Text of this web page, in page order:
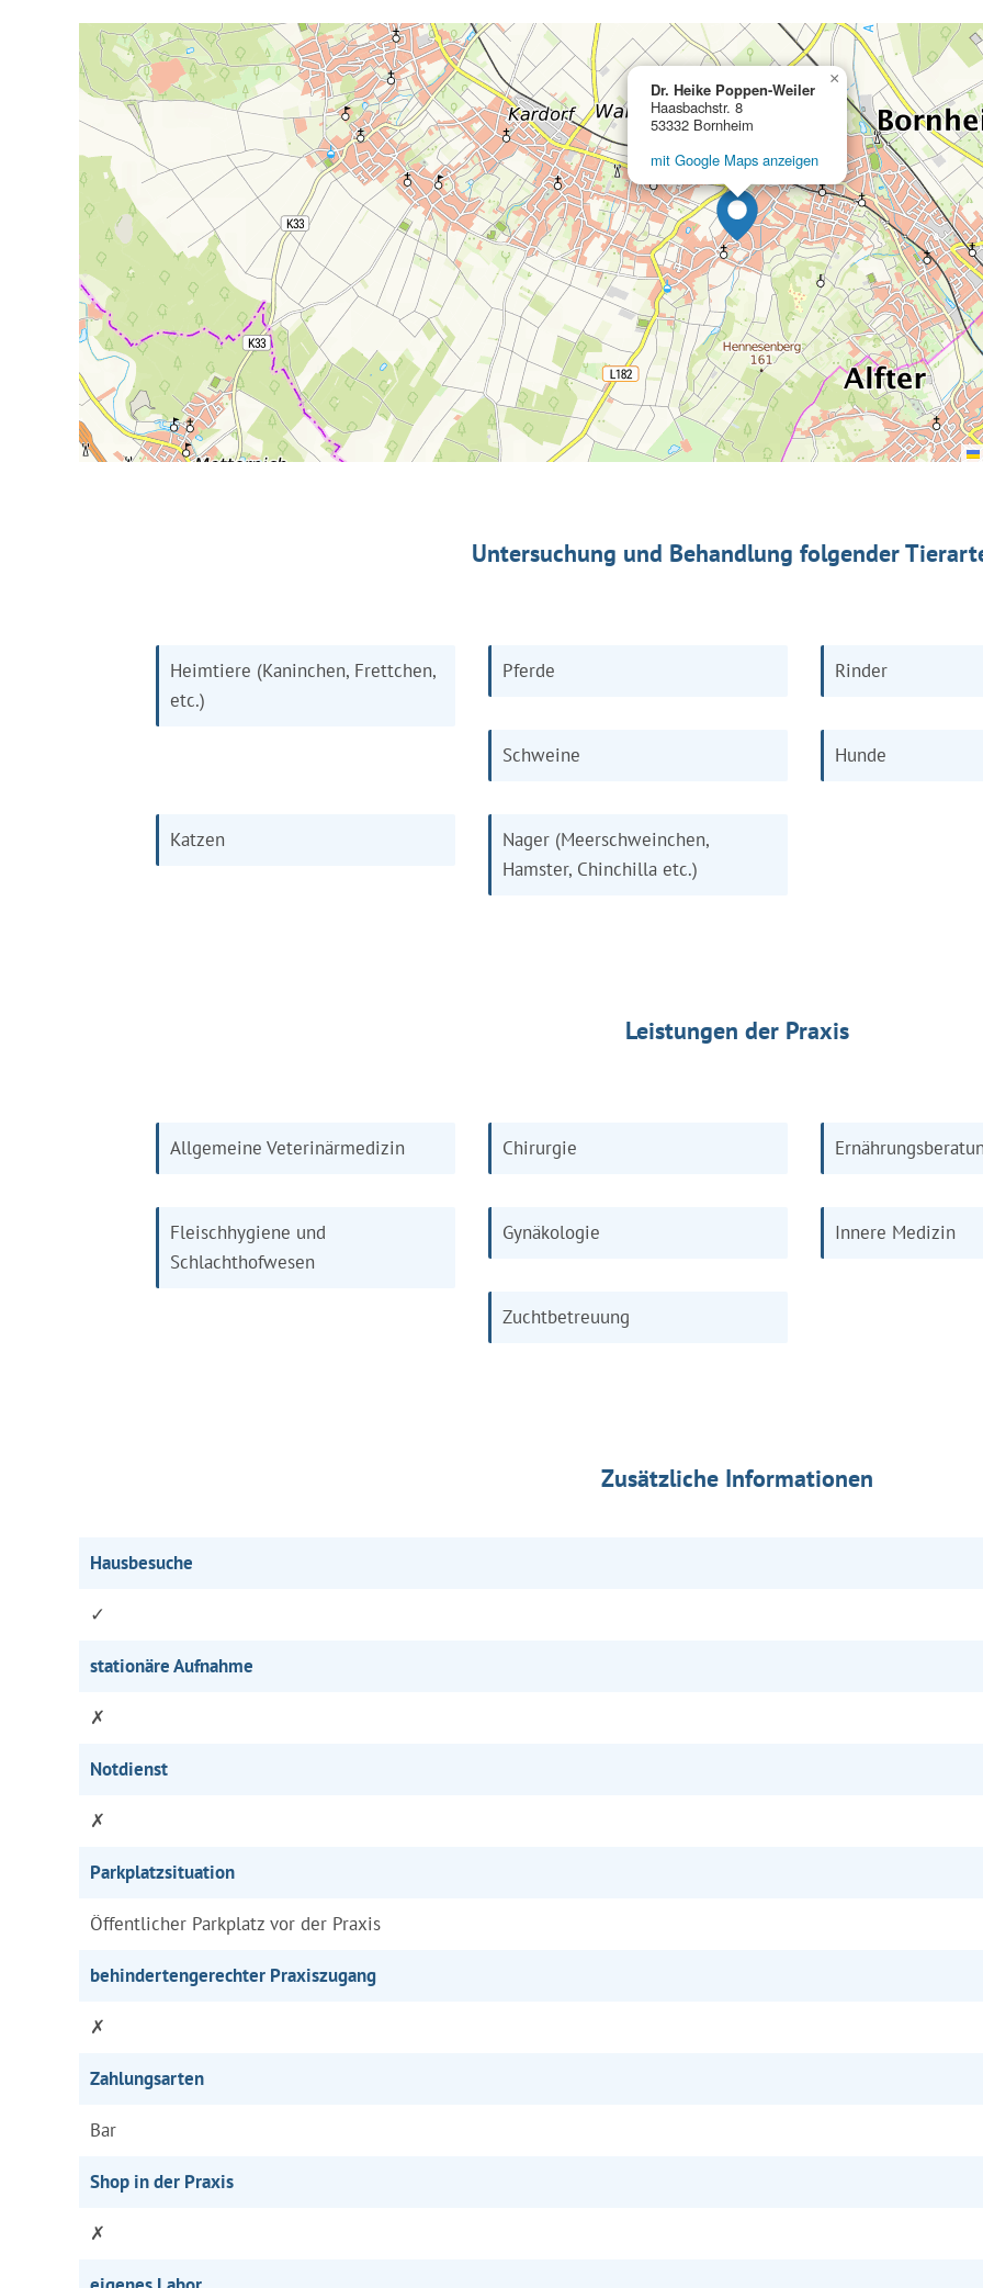
Dr. Heike Poppen-Weiler
Haasbachstr. 8
53332 Bornheim
mit Google Maps anzeigen
×
Untersuchung und Behandlung folgender
Heimtiere (Kaninchen, Frettchen,
etc.)
Pferde Rinder
Schweine Hunde
Katzen
Nager (Meerschweinchen,
Hamster, Chinchilla etc.)
Leistungen der Praxis
Allgemeine Veterinärmedizin Chirurgie
Fleischhygiene und
Schlachthofwesen
Gynäkologie Innere Medizin
Zuchtbetreuung
Zusätzliche Informationen
Hausbesuche
✓
stationäre Aufnahme
✗
Notdienst
✗
Parkplatzsituation
Öffentlicher Parkplatz vor der Praxis
behindertengerechter Praxiszugang
✗
Zahlungsarten
Bar
Shop in der Praxis
✗